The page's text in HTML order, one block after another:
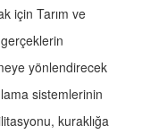
için Tarım ve
yönlendirecek
sistemlerinin
kuraklığa